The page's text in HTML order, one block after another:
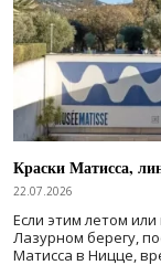
Краски Матисса,
22.07.2026
Если этим летом
Лазурном берегу,
Матисса в Ницце,